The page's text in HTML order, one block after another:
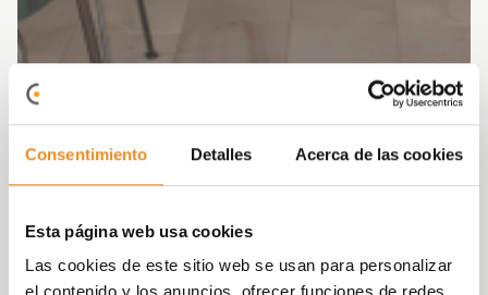
Consentimiento Detalles Acerca de las cookies
Esta página web usa cookies
Las cookies de este sitio web se usan para personalizar